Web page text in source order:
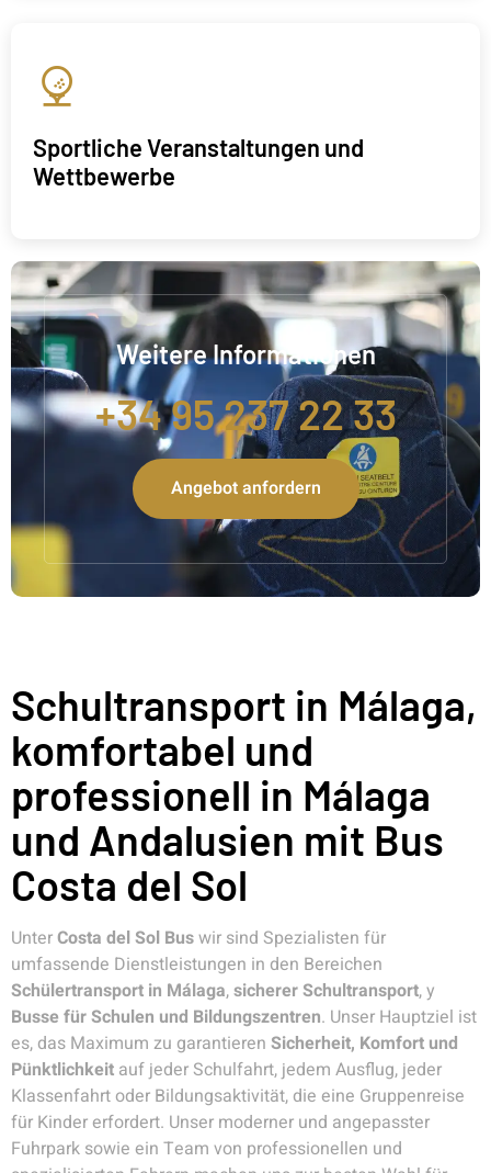
Sportliche Veranstaltungen und
Wettbewerbe
Weitere Informationen
+34 95 237 22 33
Angebot anfordern
Schultransport in Málaga,
komfortabel und
professionell in Málaga
und Andalusien mit Bus
Costa del Sol
UnterCosta del Sol Buswir sind Spezialisten für
umfassende Dienstleistungen in den Bereichen
Schülertransport in Málaga,sicherer Schultransport, y
Busse für Schulen und Bildungszentren. Unser Hauptziel ist
es, das Maximum zu garantieren Sicherheit, Komfort und
Pünktlichkeit auf jeder Schulfahrt, jedem Ausflug, jeder
Klassenfahrt oder Bildungsaktivität, die eine Gruppenreise
für Kinder erfordert. Unser moderner und angepasster
Fuhrpark sowie ein Team von professionellen und